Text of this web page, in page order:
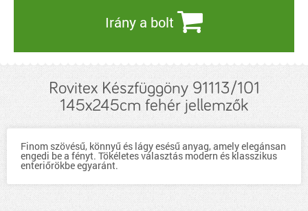
Irány a bolt
Rovitex Készfüggöny 91113/101
145x245cm fehér jellemzők
Finom szövésű, könnyű és lágy esésű anyag, amely elegánsan
engedi be a fényt. Tökéletes választás modern és klasszikus
enteriőrökbe egyaránt.